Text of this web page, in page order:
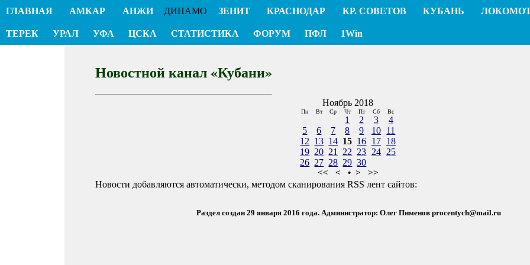
ГЛАВНАЯ АМКАР АНЖИ ДИНАМО ЗЕНИТ КРАСНОДАР КР. СОВЕТОВ КУБАНЬ
ТЕРЕК УРАЛ УФА ЦСКА СТАТИСТИКА ФОРУМ ПФЛ 1Win
Новостной канал «Кубани»
Ноябрь 2018
Пн Вт Ср Чт Пт Сб Вс
1 2 3
4
5
6 7 8 9 10 11
12 13 14 15 16 17 18
19 20 21 22 23 24 25
26 27 28 29 30
<< < • > >>
Новости добавляются автоматически, методом сканирования RSS лент сайтов:
Раздел создан 29 января 2016 года. Администратор: Олег Пименов procentych@mail.ru